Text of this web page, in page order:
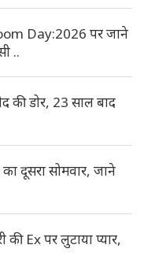
Day:2026 पर जाने
..
की डोर, 23 साल बाद
दूसरा सोमवार, जाने
Ex पर लुटाया प्यार,